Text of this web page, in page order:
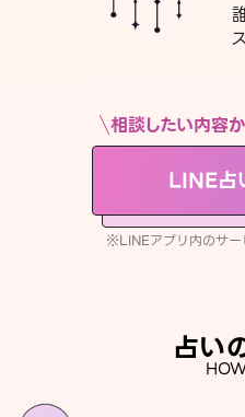
相談したい内容
LINE占
※LINEアプリ内のサー
占い